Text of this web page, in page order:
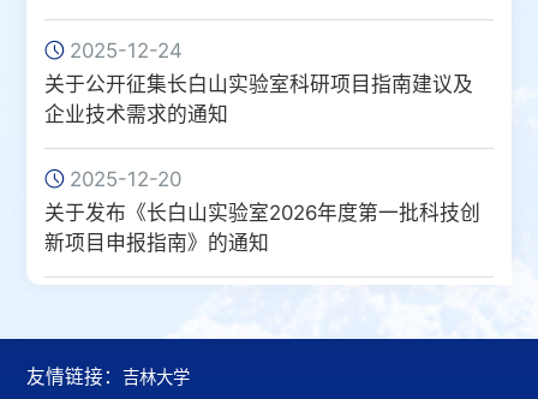
2025-12-24
关于公开征集长白山实验室科研项目指南建议及
企业技术需求的通知
2025-12-20
关于发布《长白山实验室2026年度第一批科技创
新项目申报指南》的通知
友情链接： 吉林大学